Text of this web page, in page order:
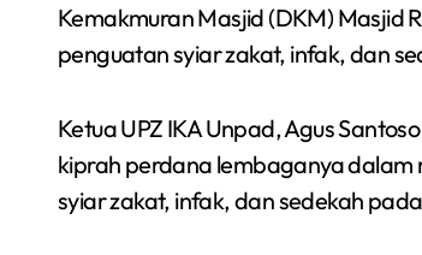
Kemakmuran Masjid (DKM) Masjid
penguatan syiar zakat, infak, dan
Ketua UPZ IKA Unpad, Agus
kiprah perdana lembaganya dalam
syiar zakat, infak, dan sedekah